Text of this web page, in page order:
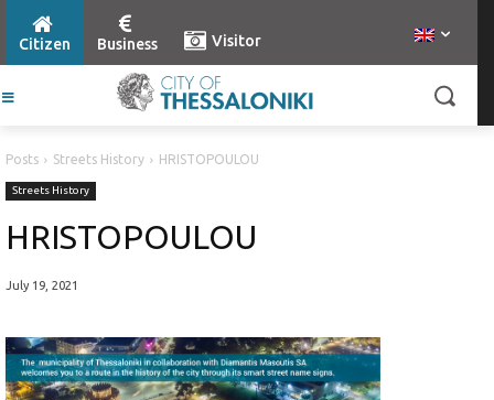
Citizen Business Visitor
Posts Streets History HRISTOPOULOU
Streets History
HRISTOPOULOU
July 19, 2021